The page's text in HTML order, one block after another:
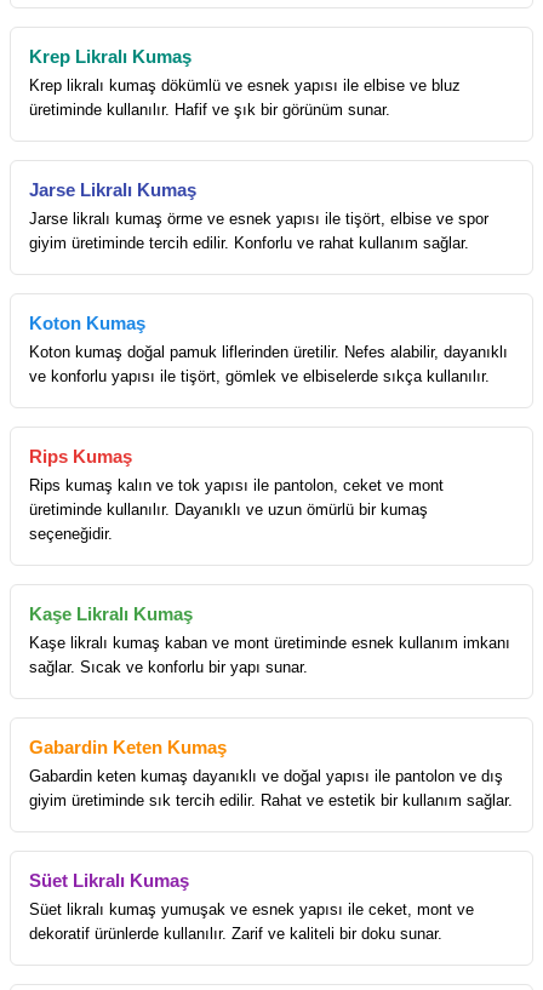
Krep Likralı Kumaş
Krep likralı kumaş dökümlü ve esnek yapısı ile elbise ve bluz
üretiminde kullanılır. Hafif ve şık bir görünüm sunar.
Jarse Likralı Kumaş
Jarse likralı kumaş örme ve esnek yapısı ile tişört, elbise ve spor
giyim üretiminde tercih edilir. Konforlu ve rahat kullanım sağlar.
Koton Kumaş
Koton kumaş doğal pamuk liflerinden üretilir. Nefes alabilir, dayanıklı
ve konforlu yapısı ile tişört, gömlek ve elbiselerde sıkça kullanılır.
Rips Kumaş
Rips kumaş kalın ve tok yapısı ile pantolon, ceket ve mont
üretiminde kullanılır. Dayanıklı ve uzun ömürlü bir kumaş
seçeneğidir.
Kaşe Likralı Kumaş
Kaşe likralı kumaş kaban ve mont üretiminde esnek kullanım imkanı
sağlar. Sıcak ve konforlu bir yapı sunar.
Gabardin Keten Kumaş
Gabardin keten kumaş dayanıklı ve doğal yapısı ile pantolon ve dış
giyim üretiminde sık tercih edilir. Rahat ve estetik bir kullanım sağlar.
Süet Likralı Kumaş
Süet likralı kumaş yumuşak ve esnek yapısı ile ceket, mont ve
dekoratif ürünlerde kullanılır. Zarif ve kaliteli bir doku sunar.